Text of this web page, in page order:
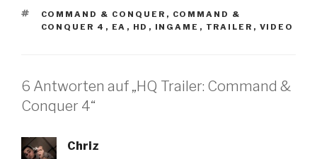
SCHLAGWÖRTER
COMMAND & CONQUER , COMMAND &
CONQUER 4 , EA , HD , INGAME , TRAILER , VIDEO
6 Antworten auf „HQ Trailer: Command &
Conquer 4“
Chriz